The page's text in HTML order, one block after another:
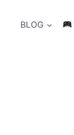
BLOG